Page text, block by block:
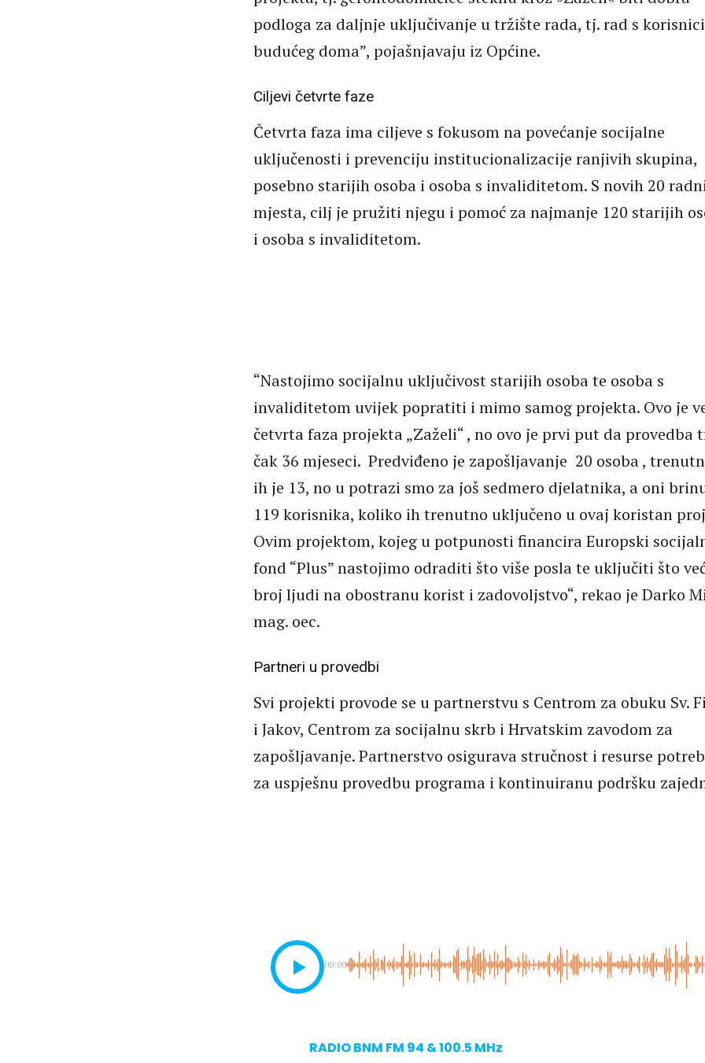
podloga za daljnje uključivanje u tržište rada, tj. rad s
budućeg doma”, pojašnjavaju iz Općine.
Ciljevi četvrte faze
Četvrta faza ima ciljeve s fokusom na povećanje socijalne
uključenosti i prevenciju institucionalizacije ranjivih skupina,
posebno starijih osoba i osoba s invaliditetom. S novih 20
mjesta, cilj je pružiti njegu i pomoć za najmanje 120 starijih
i osoba s invaliditetom.
“Nastojimo socijalnu uključivost starijih osoba te osoba s
invaliditetom uvijek popratiti i mimo samog projekta. Ovo je
četvrta faza projekta „Zaželi“ , no ovo je prvi put da provedba
čak 36 mjeseci. Predviđeno je zapošljavanje 20 osoba ,
ih je 13, no u potrazi smo za još sedmero djelatnika, a oni
119 korisnika, koliko ih trenutno uključeno u ovaj koristan
Ovim projektom, kojeg u potpunosti financira Europski
fond “Plus” nastojimo odraditi što više posla te uključiti što
broj ljudi na obostranu korist i zadovoljstvo“, rekao je Darko
mag. oec.
Partneri u provedbi
Svi projekti provode se u partnerstvu s Centrom za obuku Sv.
i Jakov, Centrom za socijalnu skrb i Hrvatskim zavodom za
zapošljavanje. Partnerstvo osigurava stručnost i resurse
za uspješnu provedbu programa i kontinuiranu podršku
00:00
RADIO BNM FM 94 & 100.5 MHz